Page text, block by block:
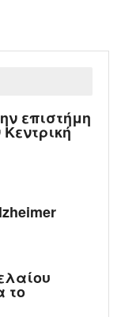
επιστήμη
το